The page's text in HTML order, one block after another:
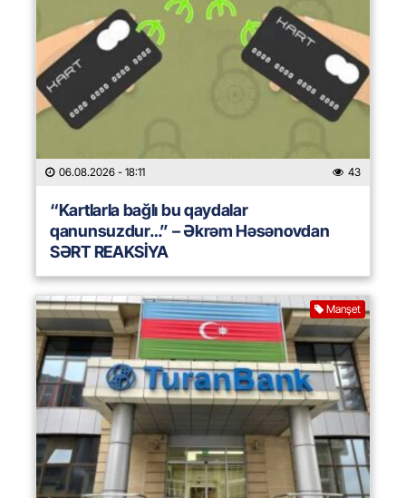
06.08.2026 - 18:11 43
“Kartlarla bağlı bu qaydalar
qanunsuzdur…” – Əkrəm Həsənovdan
SƏRT REAKSİYA
Manşet